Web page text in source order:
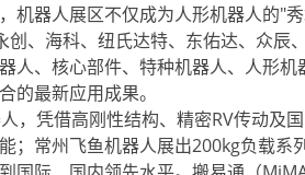
器人展区不仅成为人形机器人的"
、海科、纽氏达特、东佑达、众辰
人、核心部件、特种机器人、人形
的最新应用成果。
凭借高刚性结构、精密RV传动及
；常州飞鱼机器人展出200kg负载系